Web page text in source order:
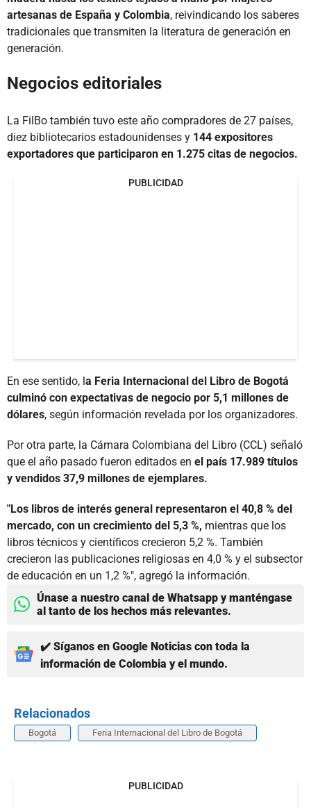
artesanas de España y Colombia, reivindicando los saberes
tradicionales que transmiten la literatura de generación en
generación.
Negocios editoriales
La FilBo también tuvo este año compradores de 27 países,
diez bibliotecarios estadounidenses y 144 expositores
exportadores que participaron en 1.275 citas de negocios.
PUBLICIDAD
En ese sentido, la Feria Internacional del Libro de Bogotá
culminó con expectativas de negocio por 5,1 millones de
dólares, según información revelada por los organizadores.
Por otra parte, la Cámara Colombiana del Libro (CCL) señaló
que el año pasado fueron editados en el país 17.989 títulos
y vendidos 37,9 millones de ejemplares.
"Los libros de interés general representaron el 40,8 % del
mercado, con un crecimiento del 5,3 %, mientras que los
libros técnicos y científicos crecieron 5,2 %. También
crecieron las publicaciones religiosas en 4,0 % y el subsector
de educación en un 1,2 %", agregó la información.
Únase a nuestro canal de Whatsapp y manténgase
al tanto de los hechos más relevantes.
✔️ Síganos en Google Noticias con toda la
información de Colombia y el mundo.
Relacionados
Bogotá Feria Internacional del Libro de Bogotá
PUBLICIDAD